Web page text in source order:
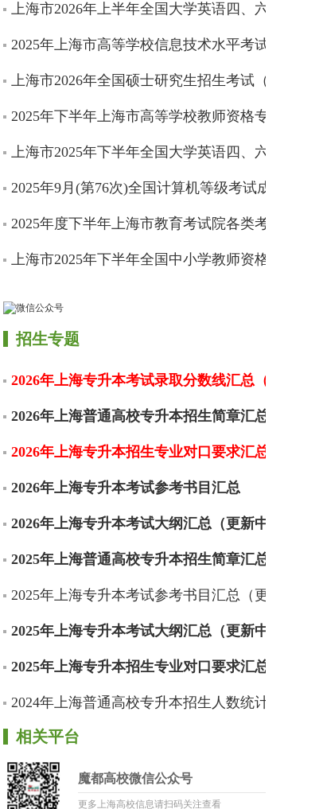
上海市2026年上半年全国大学英语四、六级考试
2025年上海市高等学校信息技术水平考试成绩即
上海市2026年全国硕士研究生招生考试（初试）
2025年下半年上海市高等学校教师资格专业课程
上海市2025年下半年全国大学英语四、六级考试
2025年9月(第76次)全国计算机等级考试成绩开通
2025年度下半年上海市教育考试院各类考试信息
上海市2025年下半年全国中小学教师资格考试（
招生专题
2026年上海专升本考试录取分数线汇总（不限更
2026年上海普通高校专升本招生简章汇总
2026年上海专升本招生专业对口要求汇总
2026年上海专升本考试参考书目汇总
2026年上海专升本考试大纲汇总（更新中）
2025年上海普通高校专升本招生简章汇总
2025年上海专升本考试参考书目汇总（更新中）
2025年上海专升本考试大纲汇总（更新中）
2025年上海专升本招生专业对口要求汇总（更新
2024年上海普通高校专升本招生人数统计
相关平台
魔都高校微信公众号
更多上海高校信息请扫码关注查看